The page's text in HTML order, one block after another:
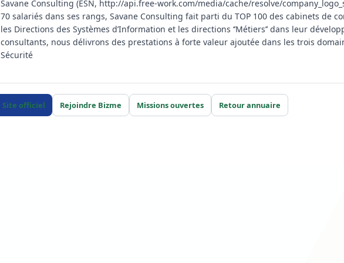
Savane Consulting (ESN, http://api.free-work.com/media/cache/resolve/
70 salariés dans ses rangs, Savane Consulting fait parti du TOP 100 des cabinets de
les Directions des Systèmes d’Information et les directions ‘’Métiers’’ dans leur
consultants, nous délivrons des prestations à forte valeur ajoutée dans les trois
Sécurité
Site officiel Rejoindre Bizme Missions ouvertes Retour annuaire